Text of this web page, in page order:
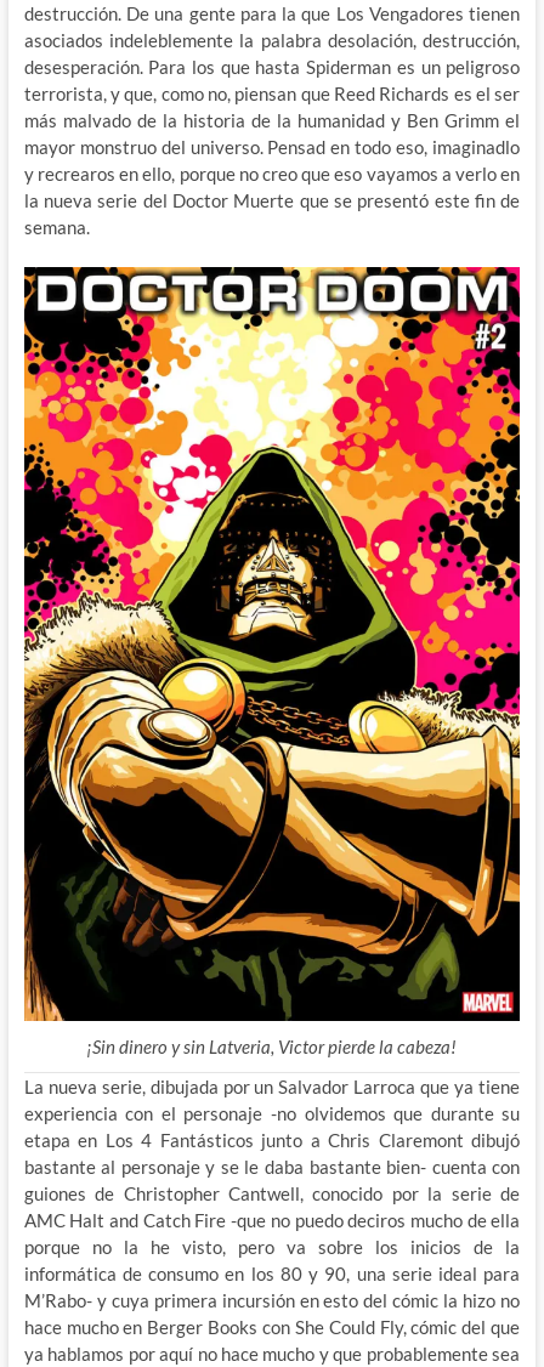
destrucción. De una gente para la que Los Vengadores tienen
asociados indeleblemente la palabra desolación, destrucción,
desesperación. Para los que hasta Spiderman es un peligroso
terrorista, y que, como no, piensan que Reed Richards es el ser
más malvado de la historia de la humanidad y Ben Grimm el
mayor monstruo del universo. Pensad en todo eso, imaginadlo
y recrearos en ello, porque no creo que eso vayamos a verlo en
la nueva serie del Doctor Muerte que se presentó este fin de
semana.
¡Sin dinero y sin Latveria, Victor pierde la cabeza!
La nueva serie, dibujada por un Salvador Larroca que ya tiene
experiencia con el personaje -no olvidemos que durante su
etapa en Los 4 Fantásticos junto a Chris Claremont dibujó
bastante al personaje y se le daba bastante bien- cuenta con
guiones de Christopher Cantwell, conocido por la serie de
AMC Halt and Catch Fire -que no puedo deciros mucho de ella
porque no la he visto, pero va sobre los inicios de la
informática de consumo en los 80 y 90, una serie ideal para
M’Rabo- y cuya primera incursión en esto del cómic la hizo no
hace mucho en Berger Books con She Could Fly, cómic del que
ya hablamos por aquí no hace mucho y que probablemente sea